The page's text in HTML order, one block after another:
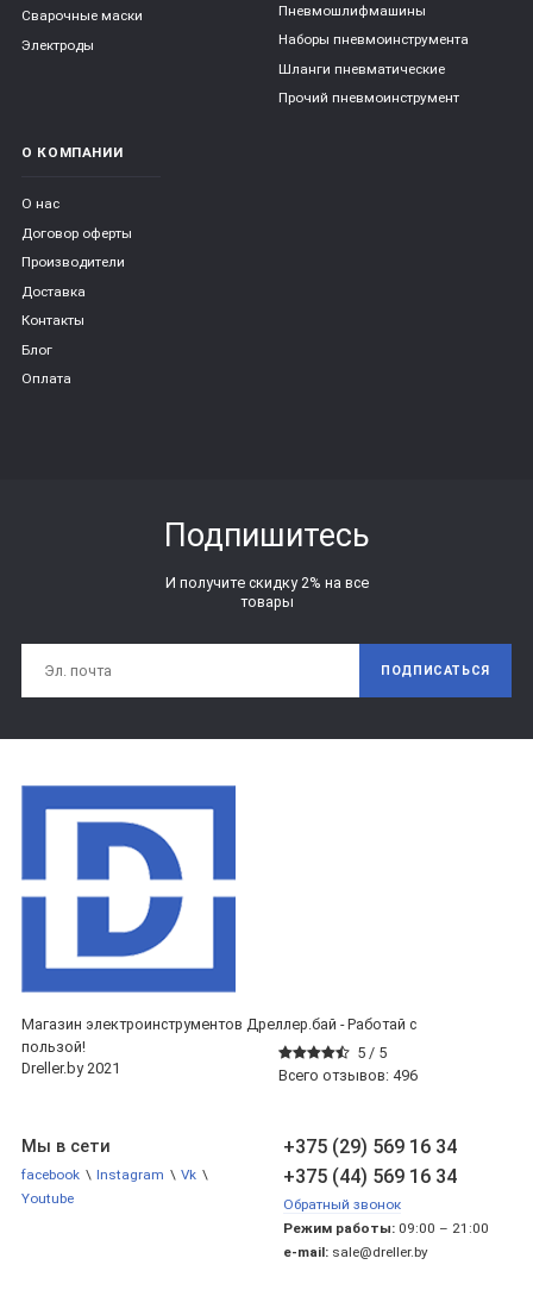
Сварочные маски
Электроды
Пневмошлифмашины
Наборы пневмоинструмента
Шланги пневматические
Прочий пневмоинструмент
О КОМПАНИИ
О нас
Договор оферты
Производители
Доставка
Контакты
Блог
Оплата
Подпишитесь
И получите скидку 2% на все
товары
ПОДПИСАТЬСЯ
Магазин электроинструментов Дреллер.бай - Работай с
пользой!
5 / 5
Всего отзывов: 496
Dreller.by 2021
+375 (29) 569 16 34
+375 (44) 569 16 34
Обратный звонок
Режим работы: 09:00 – 21:00
e-mail: sale@dreller.by
Мы в сети
facebook \ Instagram \ Vk \
Youtube